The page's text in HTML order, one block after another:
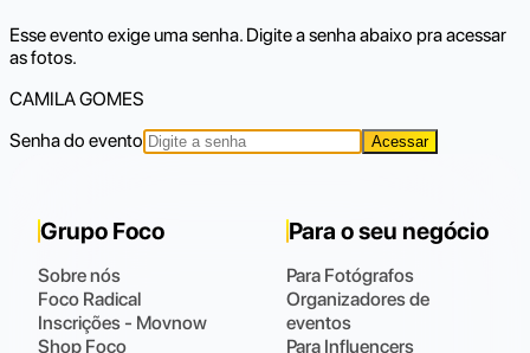
Esse evento exige uma senha. Digite a senha abaixo pra acessar
as fotos.
CAMILA GOMES
Senha do evento
Acessar
Grupo Foco
Sobre nós
Foco Radical
Inscrições - Movnow
Shop Foco
Para o seu negócio
Para Fotógrafos
Organizadores de
eventos
Para Influencers